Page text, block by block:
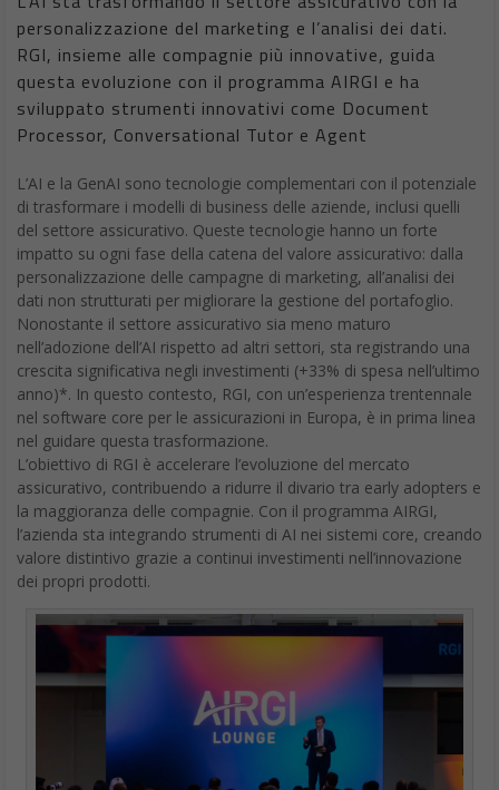
sviluppato strumenti innovativi come Document
Processor, Conversational Tutor e Agent
L’AI e la GenAI sono tecnologie complementari con il potenziale
di trasformare i modelli di business delle aziende, inclusi quelli
del settore assicurativo. Queste tecnologie hanno un forte
personalizzazione delle campagne di marketing, all’analisi dei
dati non strutturati per migliorare la gestione del portafoglio.
Nonostante il settore assicurativo sia meno maturo
nell’adozione dell’AI rispetto ad altri settori, sta registrando una
crescita significativa negli investimenti (+33% di spesa nell’ultimo
anno)*. In questo contesto, RGI, con un’esperienza trentennale
nel software core per le assicurazioni in Europa, è in prima linea
nel guidare questa trasformazione.
L’obiettivo di RGI è accelerare l’evoluzione del mercato
assicurativo, contribuendo a ridurre il divario tra early adopters e
la maggioranza delle compagnie. Con il programma AIRGI,
l’azienda sta integrando strumenti di AI nei sistemi core, creando
valore distintivo grazie a continui investimenti nell’innovazione
dei propri prodotti.
Federico Della Casa, Group CEO di RGI